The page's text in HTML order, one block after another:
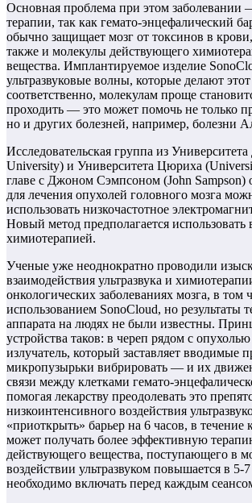
Основная проблема при этом заболевании
терапии, так как гемато-энцефалический
обычно защищает мозг от токсинов в
также и молекулы действующего
вещества. Имплантируемое изделие
ультразвуковые волны, которые делают
соответственно, молекулам проще
проходить — это может помочь не только
но и других болезней, например, болезни
Исследовательская группа из
University) и Университета Цюриха
главе с Джоном Сэмпсоном (John Sampson)
для лечения опухолей головного мозга
использовать низкочастотное
Новый метод предполагается
химиотерапией.
Ученые уже неоднократно проводили
взаимодействия ультразвука и
онкологических заболеваниях мозга, в том
использованием SonoCloud, но результаты
аппарата на людях не были известны.
устройства таков: в череп рядом с
излучатель, который заставляет вводимые
микропузырьки вибрировать — и их
связи между клетками гемато-
помогая лекарству преодолевать это
низкоинтенсивного воздействия
«приоткрыть» барьер на 6 часов, в течение
может получать более эффективную
действующего вещества, поступающего в
воздействии ультразвуком повышается в 5-
необходимо включать перед каждым